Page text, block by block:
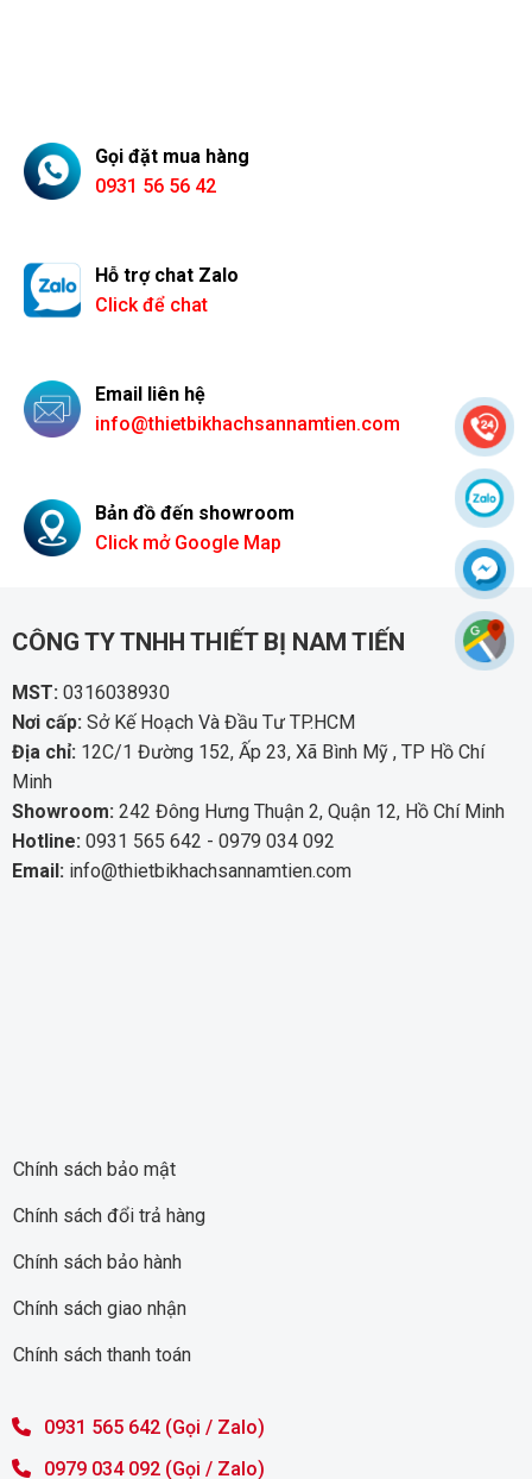
Gọi đặt mua hàng
0931 56 56 42
Hỗ trợ chat Zalo
Click để chat
Email liên hệ
info@thietbikhachsannamtien.com
Bản đồ đến showroom
Click mở Google Map
CÔNG TY TNHH THIẾT BỊ NAM TIẾN
MST: 0316038930
Nơi cấp: Sở Kế Hoạch Và Đầu Tư TP.HCM
Địa chỉ: 12C/1 Đường 152, Ấp 23, Xã Bình Mỹ , TP Hồ Chí
Minh
Showroom: 242 Đông Hưng Thuận 2, Quận 12, Hồ Chí Minh
Hotline: 0931 565 642 - 0979 034 092
Email: info@thietbikhachsannamtien.com
Chính sách bảo mật
Chính sách đổi trả hàng
Chính sách bảo hành
Chính sách giao nhận
Chính sách thanh toán
0931 565 642 (Gọi / Zalo)
0979 034 092 (Gọi / Zalo)